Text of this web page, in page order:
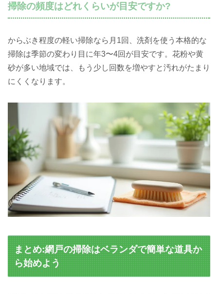
掃除の頻度はどれくらいが目安ですか?
からぶき程度の軽い掃除なら月1回、洗剤を使う本格的な
掃除は季節の変わり目に年3〜4回が目安です。花粉や黄
砂が多い地域では、もう少し回数を増やすと汚れがたまり
にくくなります。
まとめ:網戸の掃除はベランダで簡単な道具か
ら始めよう